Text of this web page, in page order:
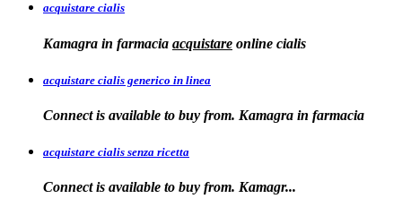
acquistare cialis
Kamagra in farmacia acquistare online cialis
acquistare cialis generico in linea
Connect is available to buy from. Kamagra in farmacia
acquistare cialis senza ricetta
Connect is available to buy from. Kamagr...